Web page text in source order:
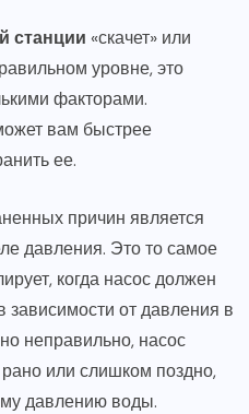
станции «скачет» или
уровне, это
факторами.
вам быстрее
ее.
причин является
давления. Это то самое
когда насос должен
зависимости от давления в
неправильно, насос
или слишком поздно,
давлению воды.